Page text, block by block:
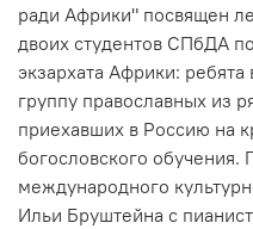
ради Африки" посвящен
двоих студентов СПбДА
экзархата Африки:
группу православных из
приехавших в Россию на
богословского
международного
Ильи Бруштейна с